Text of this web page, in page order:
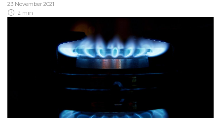
23 November 2021
2 min